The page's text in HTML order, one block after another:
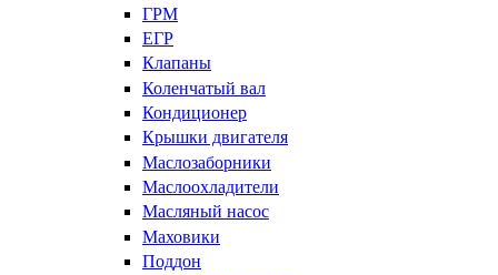
ГРМ
ЕГР
Клапаны
Коленчатый вал
Кондиционер
Крышки двигателя
Маслозаборники
Маслоохладители
Масляный насос
Маховики
Поддон